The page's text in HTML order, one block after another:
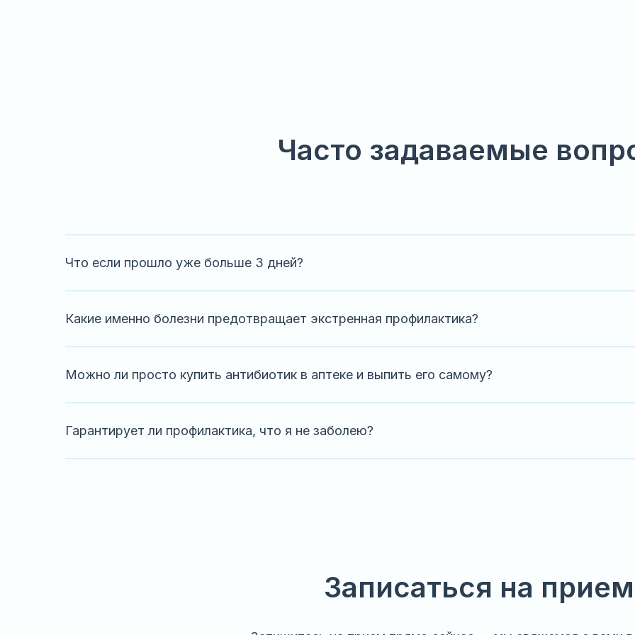
Часто задаваемые
Что если прошло уже больше 3 дней?
Какие именно болезни предотвращает экстренная профилактика?
Можно ли просто купить антибиотик в аптеке и выпить его самому?
Гарантирует ли профилактика, что я не заболею?
Записаться на прием